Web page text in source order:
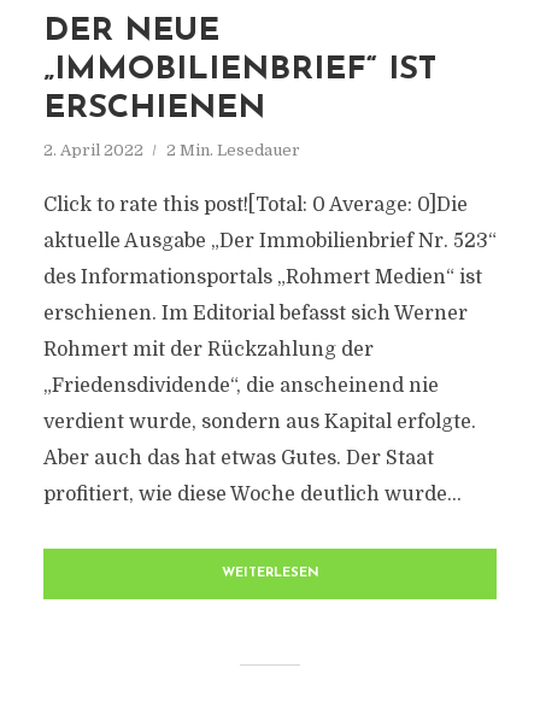
DER NEUE
„IMMOBILIENBRIEF“ IST
ERSCHIENEN
2. April 2022 2 Min. Lesedauer
Click to rate this post![Total: 0 Average: 0]Die
aktuelle Ausgabe „Der Immobilienbrief Nr. 523“
des Informationsportals „Rohmert Medien“ ist
erschienen. Im Editorial befasst sich Werner
Rohmert mit der Rückzahlung der
„Friedensdividende“, die anscheinend nie
verdient wurde, sondern aus Kapital erfolgte.
Aber auch das hat etwas Gutes. Der Staat
profitiert, wie diese Woche deutlich wurde...
WEITERLESEN